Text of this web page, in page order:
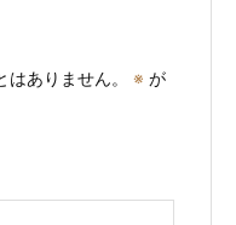
ありません。 ※ が